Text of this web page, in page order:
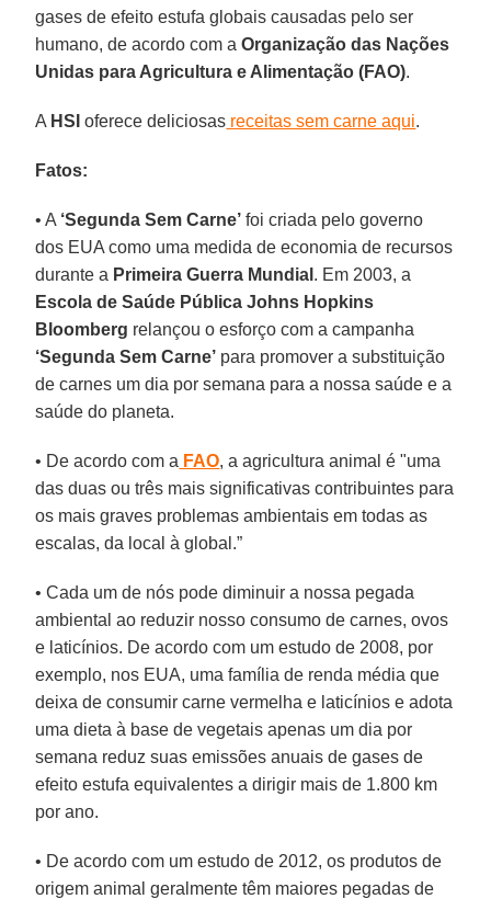
gases de efeito estufa globais causadas pelo ser
humano, de acordo com aOrganização das Nações
Unidas para Agricultura e Alimentação (FAO).
A HSI oferece deliciosas receitas sem carne aqui.
Fatos:
• A ‘Segunda Sem Carne’ foi criada pelo governo
dos EUA como uma medida de economia de recursos
durante a Primeira Guerra Mundial . Em 2003, a
Escola de Saúde Pública Johns Hopkins
Bloomberg relançou o esforço com a campanha
‘Segunda Sem Carne’ para promover a substituição
de carnes um dia por semana para a nossa saúde e a
saúde do planeta.
• De acordo com a FAO, a agricultura animal é "uma
das duas ou três mais significativas contribuintes para
os mais graves problemas ambientais em todas as
escalas, da local à global.”
• Cada um de nós pode diminuir a nossa pegada
ambiental ao reduzir nosso consumo de carnes, ovos
e laticínios. De acordo com um estudo de 2008, por
exemplo, nos EUA, uma família de renda média que
deixa de consumir carne vermelha e laticínios e adota
uma dieta à base de vegetais apenas um dia por
semana reduz suas emissões anuais de gases de
efeito estufa equivalentes a dirigir mais de 1.800 km
por ano.
• De acordo com um estudo de 2012, os produtos de
origem animal geralmente têm maiores pegadas de